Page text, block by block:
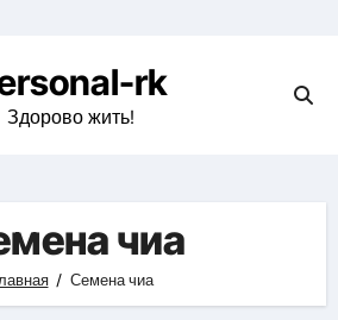
rk
Здорово жить!
чиа
Семена чиа